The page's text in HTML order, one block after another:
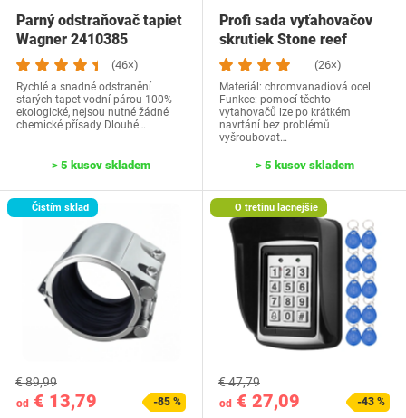
Parný odstraňovač tapiet
Wagner ‎2410385
(46×)
Rychlé a snadné odstranění
starých tapet vodní párou 100%
ekologické, nejsou nutné žádné
chemické přísady Dlouhé…
> 5 kusov skladem
Profi sada vyťahovačov
skrutiek Stone reef
(26×)
Materiál: chromvanadiová ocel
Funkce: pomocí těchto
vytahovačů lze po krátkém
navrtání bez problémů
vyšroubovat…
> 5 kusov skladem
Čistím sklad
od € 13,79
€ 89,99
-85 %
O tretinu lacnejšie
od € 27,09
€ 47,79
-43 %